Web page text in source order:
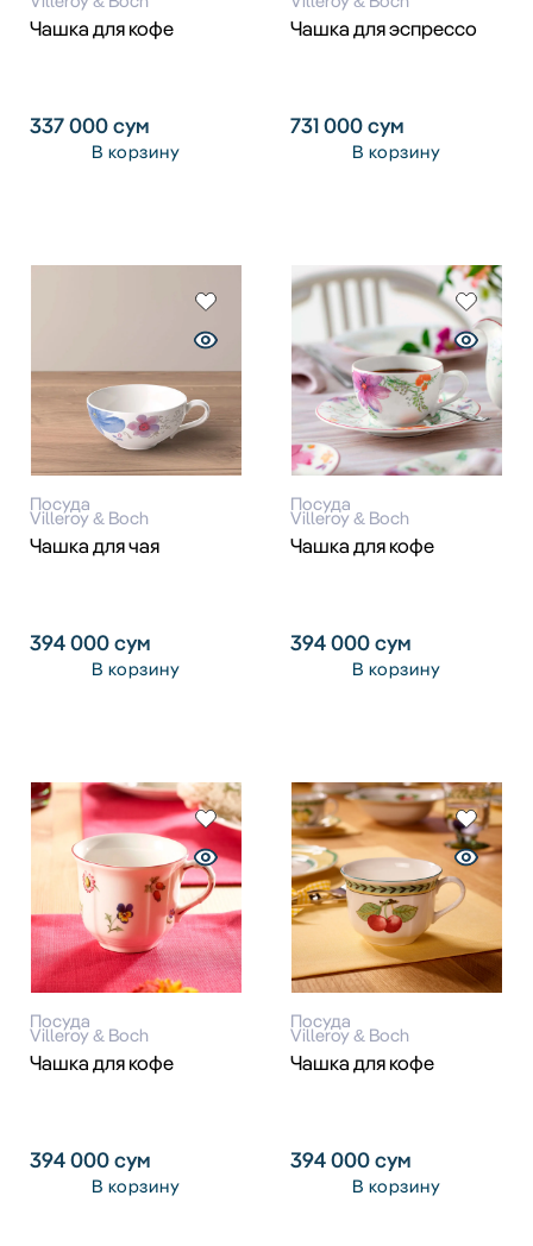
Чашка для кофе
337 000сум
В корзину
Чашка для эспрессо
731 000сум
В корзину
Посуда
Villeroy & Boch
Чашка для чая
394 000сум
В корзину
Посуда
Villeroy & Boch
Чашка для кофе
394 000сум
В корзину
Посуда
Villeroy & Boch
Чашка для кофе
394 000сум
В корзину
Посуда
Villeroy & Boch
Чашка для кофе
394 000сум
В корзину